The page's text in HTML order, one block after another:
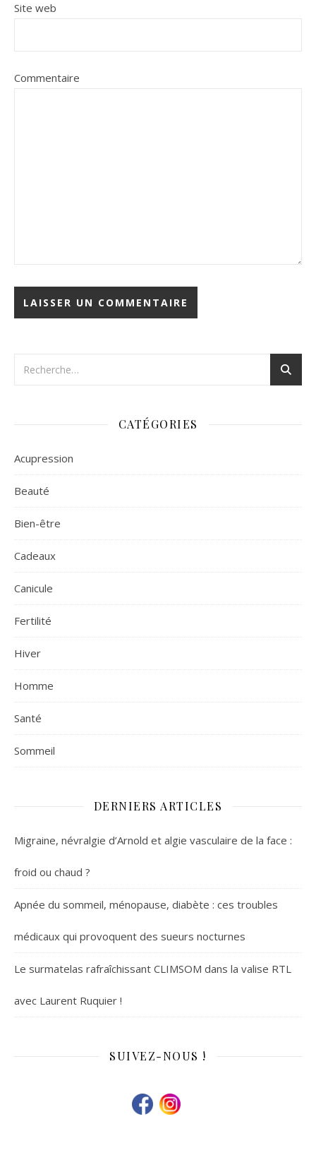
Site web
Commentaire
CATÉGORIES
Acupression
Beauté
Bien-être
Cadeaux
Canicule
Fertilité
Hiver
Homme
Santé
Sommeil
DERNIERS ARTICLES
Migraine, névralgie d’Arnold et algie vasculaire de la face :
froid ou chaud ?
Apnée du sommeil, ménopause, diabète : ces troubles
médicaux qui provoquent des sueurs nocturnes
Le surmatelas rafraîchissant CLIMSOM dans la valise RTL
avec Laurent Ruquier !
SUIVEZ-NOUS !